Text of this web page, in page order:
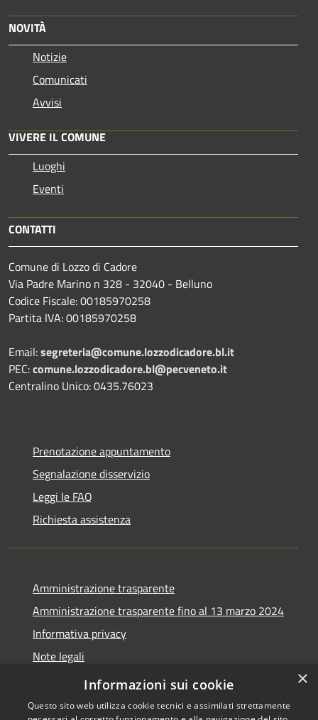
NOVITÀ
Notizie
Comunicati
Avvisi
VIVERE IL COMUNE
Luoghi
Eventi
CONTATTI
Comune di Lozzo di Cadore
Via Padre Marino n 328 - 32040 - Belluno
Codice Fiscale: 00185970258
Partita IVA: 00185970258
Email:segreteria@comune.lozzodicadore.bl.it
PEC:comune.lozzodicadore.bl@pecveneto.it
Centralino Unico: 0435.76023
Prenotazione appuntamento
Segnalazione disservizio
Leggi le FAQ
Richiesta assistenza
Amministrazione trasparente
Amministrazione trasparente fino al 13 marzo 2024
Informativa privacy
Note legali
Dichiarazione di accessibilità
×
Informazioni sui cookie
Questo sito web utilizza cookie tecnici e assimilati strettamente